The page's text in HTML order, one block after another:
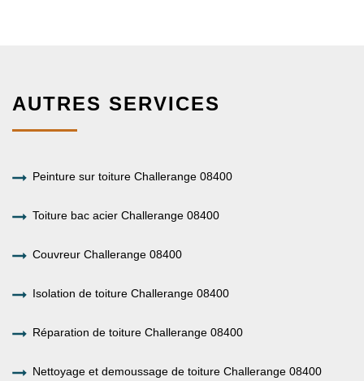
AUTRES SERVICES
Peinture sur toiture Challerange 08400
Toiture bac acier Challerange 08400
Couvreur Challerange 08400
Isolation de toiture Challerange 08400
Réparation de toiture Challerange 08400
Nettoyage et demoussage de toiture Challerange 08400